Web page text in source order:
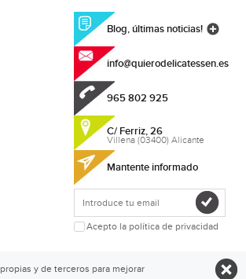
Blog, últimas noticias!
info@quierodelicatessen.es
965 802 925
C/ Ferriz, 26
Villena (03400) Alicante
Mantente informado
Acepto la política de privacidad
propias y de terceros para mejorar